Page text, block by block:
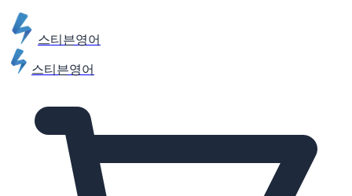
스티븐영어
스티븐영어